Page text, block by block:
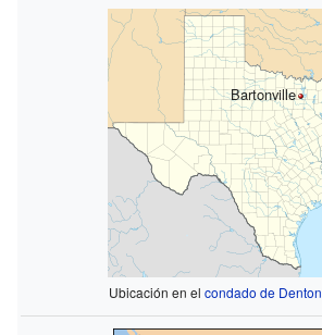
Bartonville
Ubicación en el condado de Denton